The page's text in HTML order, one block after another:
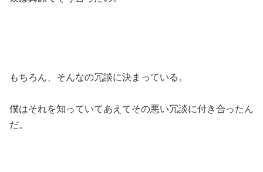
もちろん、そんなの冗談に決まっている。
僕はそれを知っていてあえてその悪い冗談に付き合ったん
だ。